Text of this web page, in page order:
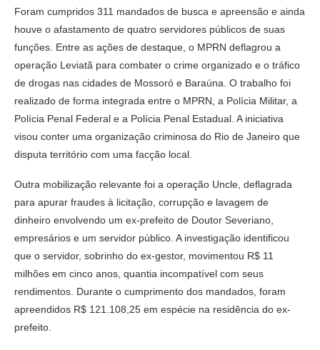
Foram cumpridos 311 mandados de busca e apreensão e ainda
houve o afastamento de quatro servidores públicos de suas
funções. Entre as ações de destaque, o MPRN deflagrou a
operação Leviatã para combater o crime organizado e o tráfico
de drogas nas cidades de Mossoró e Baraúna. O trabalho foi
realizado de forma integrada entre o MPRN, a Polícia Militar, a
Polícia Penal Federal e a Polícia Penal Estadual. A iniciativa
visou conter uma organização criminosa do Rio de Janeiro que
disputa território com uma facção local.
Outra mobilização relevante foi a operação Uncle, deflagrada
para apurar fraudes à licitação, corrupção e lavagem de
dinheiro envolvendo um ex-prefeito de Doutor Severiano,
empresários e um servidor público. A investigação identificou
que o servidor, sobrinho do ex-gestor, movimentou R$ 11
milhões em cinco anos, quantia incompatível com seus
rendimentos. Durante o cumprimento dos mandados, foram
apreendidos R$ 121.108,25 em espécie na residência do ex-
prefeito.